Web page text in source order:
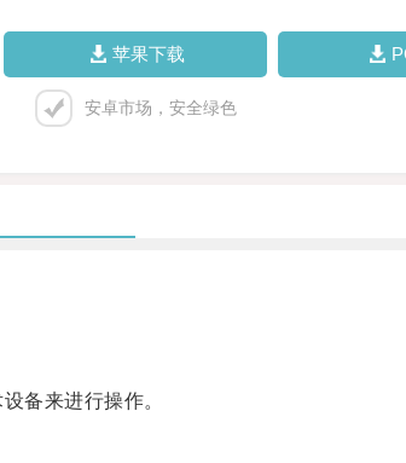
苹果下载
安卓市场，安全绿色
备来进行操作。